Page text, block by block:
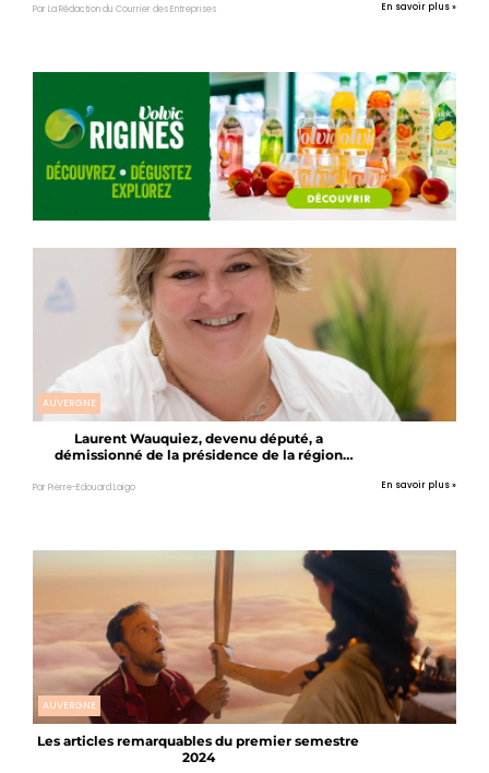
Par La Rédaction du Courrier des Entreprises En savoir plus »
AUVERGNE
Laurent Wauquiez, devenu député, a
démissionné de la présidence de la région
Par Pierre-Edouard Laigo En savoir plus »
AUVERGNE
Les articles remarquables du premier semestre
2024